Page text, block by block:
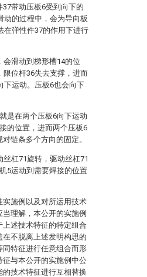
带动压板6受到向下的
动的过程中，会为导向板
在弹性件37的作用下进行
会滑动到梯形槽14的位
限位杆36失去支撑，进而
下运动。压板6也会向下
是在两个压板6向下运动
的位置，进而两个压板6
链条多个方向的固定。
杠71旋转，驱动丝杠71
5运动到需要焊接的位置
实施例以及对所运用技术
理解，本公开的实施例
述技术特征的特定组合
不脱离上述发明构思的
特征进行任意组合而形
与本公开的实施例中公
技术特征进行互相替换